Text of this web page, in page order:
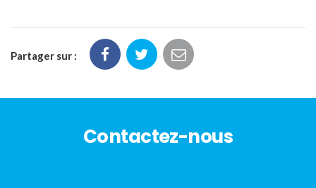
Partager sur :
Contactez-nous